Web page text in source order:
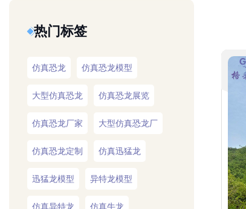
热门标签
仿真恐龙 仿真恐龙模型
大型仿真恐龙 仿真恐龙展览
仿真恐龙厂家 大型仿真恐龙厂
仿真恐龙定制 仿真迅猛龙
迅猛龙模型 异特龙模型
仿真异特龙 仿真牛龙